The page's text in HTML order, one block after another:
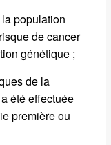
population
de cancer
génétique ;
de la
été effectuée
première ou